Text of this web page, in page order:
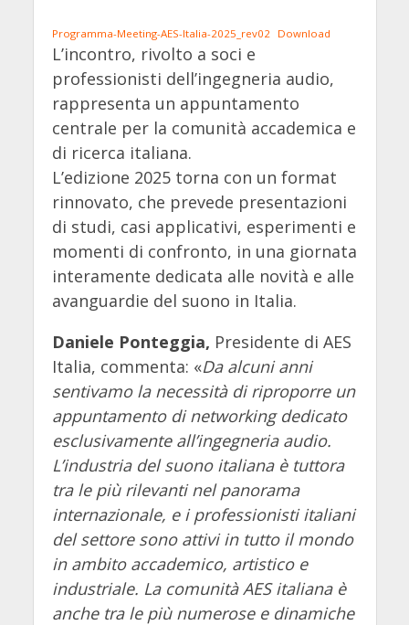
Programma-Meeting-AES-Italia-2025_rev02 Download
L’incontro, rivolto a soci e
professionisti dell’ingegneria audio,
rappresenta un appuntamento
centrale per la comunità accademica e
di ricerca italiana.
L’edizione 2025 torna con un format
rinnovato, che prevede presentazioni
di studi, casi applicativi, esperimenti e
momenti di confronto, in una giornata
interamente dedicata alle novità e alle
avanguardie del suono in Italia.
Daniele Ponteggia, Presidente di AES
Italia, commenta: «Da alcuni anni
sentivamo la necessità di riproporre un
appuntamento di networking dedicato
esclusivamente all’ingegneria audio.
L’industria del suono italiana è tuttora
tra le più rilevanti nel panorama
internazionale, e i professionisti italiani
del settore sono attivi in tutto il mondo
in ambito accademico, artistico e
industriale. La comunità AES italiana è
anche tra le più numerose e dinamiche